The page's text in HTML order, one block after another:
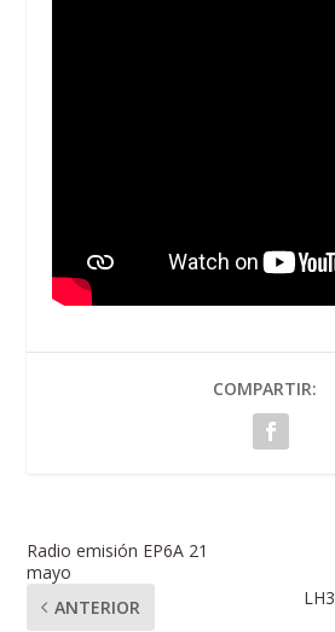
COMPARTIR:
Radio emisión EP6A 21
mayo
ANTERIOR